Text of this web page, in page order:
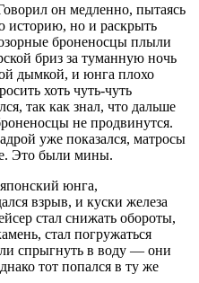
он медленно, пытаясь
историю, но и раскрыть
броненосцы плыли
бриз за туманную ночь
дымкой, и юнга плохо
хоть чуть-чуть
так как знал, что дальше
не продвинутся.
уже показался, матросы
Это были мины.
юнга,
взрыв, и куски железа
стал снижать обороты,
стал погружаться
спрыгнуть в воду — они
тот попался в ту же